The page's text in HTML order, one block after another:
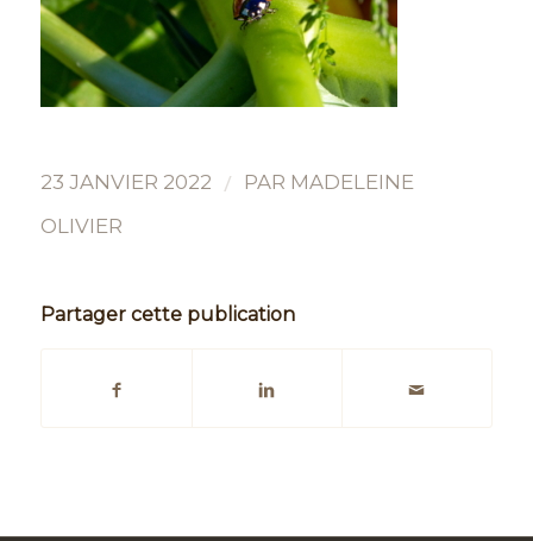
23 JANVIER 2022 / PAR MADELEINE
OLIVIER
Partager cette publication